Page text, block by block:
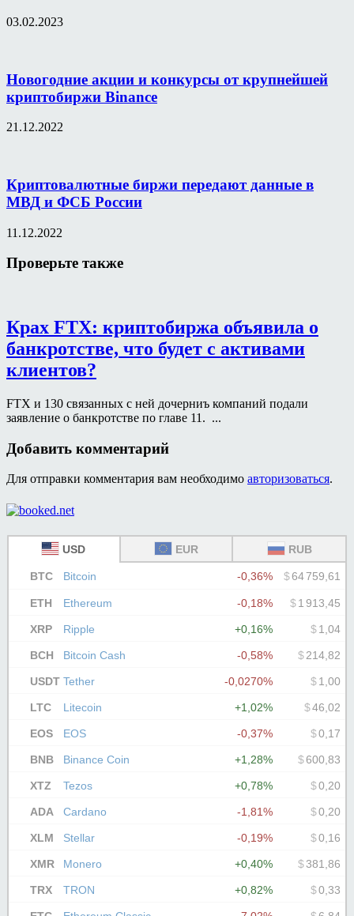
03.02.2023
Новогодние акции и конкурсы от крупнейшей
криптобиржи Binance
21.12.2022
Криптовалютные биржи передают данные в
МВД и ФСБ России
11.12.2022
Проверьте также
Крах FTX: криптобиржа объявила о
банкротстве, что будет с активами
клиентов?
FTX и 130 связанных с ней дочерниъ компаний подали
заявление о банкротстве по главе 11. ...
Добавить комментарий
Для отправки комментария вам необходимо авторизоваться.